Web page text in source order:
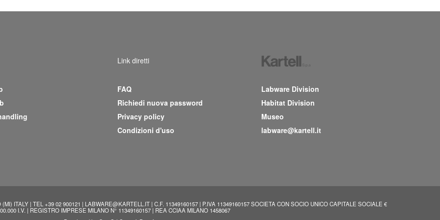
Link diretti
FAQ
Richiedi nuova password
Privacy policy
Condizioni d'uso
Labware Division
Habitat Division
Museo
labware@kartell.it
ITALY | TEL +39 02 900121 | LABWARE@KARTELL.IT | C.F. 11349160157 | P.IVA 11349160157 SOCIETA CON SOCIO UNICO CAPITALE SOCIALE €
I.V. | REGISTRO IMPRESE MILANO N° 11349160157 | REA CCIAA MILANO 1458067